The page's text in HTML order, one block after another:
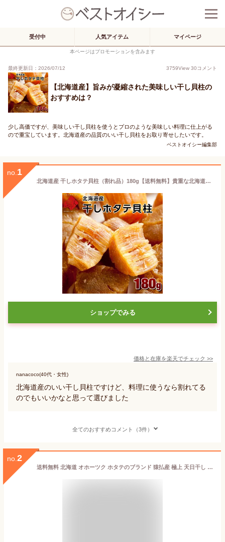
受付中 人気アイテム マイページ
本ページはプロモーションを含みます
最終更新日：2026/07/12 3759View 30コメント
【北海道産】旨みが凝縮された美味しい干し貝柱の
おすすめは？
少し高価ですが、美味しい干し貝柱を使うとプロのような美味しい料理に仕上がる
ので重宝しています。北海道産の品質のいい干し貝柱をお取り寄せしたいです。
ベストオイシー編集部
no. 1
北海道産 干しホタテ貝柱（割れ品）180g【送料無料】貴重な北海道産のほたてを100％使用！ 【お徳用】割れ品のためご自宅用にお勧め♪乾物 干し貝柱 北海道 お土産 お取り寄せ ギフト 青空レストラン
ショップでみる
価格と在庫を楽天でチェック >>
nanacoco(40代・女性)
北海道産のいい干し貝柱ですけど、料理に使うなら割れてる
のでもいいかなと思って選びました
全てのおすすめコメント（3件）
no. 2
送料無料 北海道 オホーツク ホタテのブランド 猿払産 極上 天日干し 最高級ランク L玉 lサイズ 超 特 大粒 高級 ホタテ貝柱（5年もの）100g 入り 】 帆立 乾物 干し貝柱 ホタテ 干し貝柱 貝柱乾物 おつまみ 珍味 乾燥 北海道 応援 お土産 お歳暮 ギフト